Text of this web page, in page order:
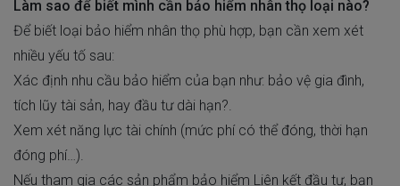
Làm sao để biết mình cần bảo hiểm nhân thọ loại nào?
Để biết loại bảo hiểm nhân thọ phù hợp, bạn cần xem xét
nhiều yếu tố sau:
Xác định nhu cầu bảo hiểm của bạn như: bảo vệ gia đình,
tích lũy tài sản, hay đầu tư dài hạn?.
Xem xét năng lực tài chính (mức phí có thể đóng, thời hạn
đóng phí…).
Nếu tham gia các sản phẩm bảo hiểm Liên kết đầu tư, bạn